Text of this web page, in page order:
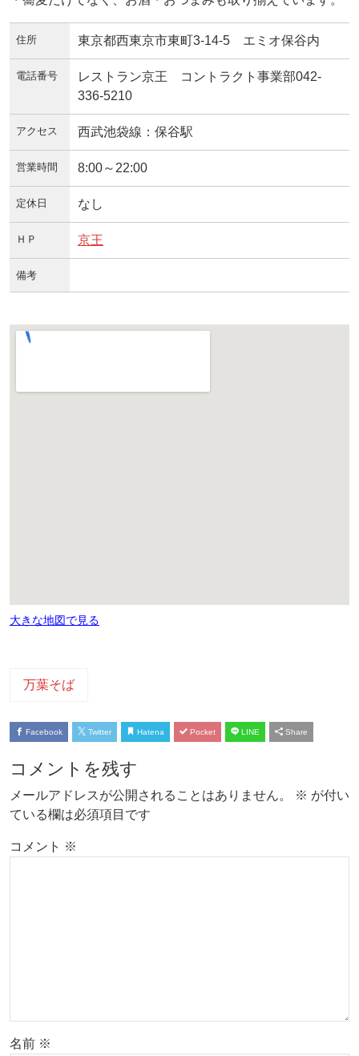
住所 東京都西東京市東町3-14-5 エミオ保谷内
電話番号
レストラン京王 コントラクト事業部042-
336-5210
アクセス 西武池袋線：保谷駅
営業時間 8:00～22:00
定休日 なし
ＨＰ 京王
備考
大きな地図で見る
万葉そば
Facebook Twitter Hatena Pocket LINE Share
コメントを残す
メールアドレスが公開されることはありません。 ※ が付い
ている欄は必須項目です
コメント ※
名前 ※